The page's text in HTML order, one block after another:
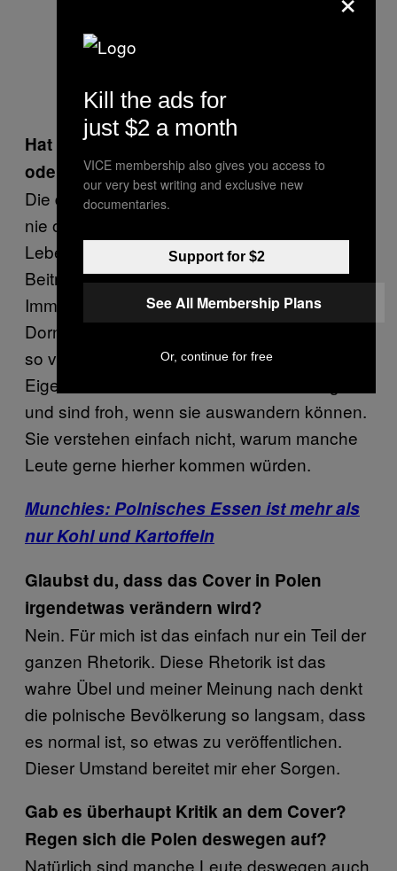
Hat Polen nur etwas gegen Immigration
oder gegen die EU im Allgemeinen?
Die derzeit regierende Partei hat sich noch
nie offen gegen die EU ausgesprochen. Das
Leben vieler Polen hat sich durch den EU-
Beitritt sogar deutlich verbessert. Die
Immigrationsquote ist Polen dennoch ein
Dorn um Auge. Ich glaube jedoch nicht, dass
so viele Leute in Polen bleiben wollen.
Eigentlich ziehen die Polen hier eher weg
und sind froh, wenn sie auswandern können.
Sie verstehen einfach nicht, warum manche
Leute gerne hierher kommen würden.
Munchies: Polnisches Essen ist mehr als
nur Kohl und Kartoffeln
Glaubst du, dass das Cover in Polen
irgendetwas verändern wird?
Nein. Für mich ist das einfach nur ein Teil der
ganzen Rhetorik. Diese Rhetorik ist das
wahre Übel und meiner Meinung nach denkt
die polnische Bevölkerung so langsam, dass
es normal ist, so etwas zu veröffentlichen.
Dieser Umstand bereitet mir eher Sorgen.
Gab es überhaupt Kritik an dem Cover?
Regen sich die Polen deswegen auf?
Natürlich sind manche Leute deswegen auch
Kill the ads for
just $2 a month
VICE membership also gives you access to
our very best writing and exclusive new
documentaries.
Support for $2
See All Membership Plans
Or, continue for free